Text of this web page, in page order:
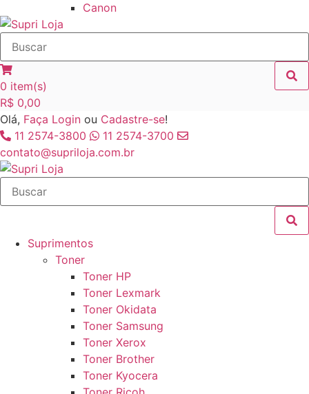
Canon
0 item(s)
R$ 0,00
Olá, Faça Login ou Cadastre-se!
11 2574-3800
11 2574-3700
contato@supriloja.com.br
Suprimentos
Toner
Toner HP
Toner Lexmark
Toner Okidata
Toner Samsung
Toner Xerox
Toner Brother
Toner Kyocera